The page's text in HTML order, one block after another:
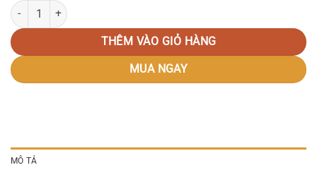
Bộ đui bắt bơm kem 24 chiếc số lượng
THÊM VÀO GIỎ HÀNG
MUA NGAY
MÔ TẢ